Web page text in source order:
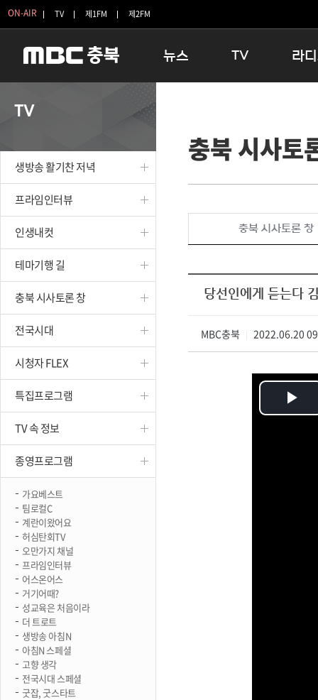
ON-AIR TV 제1FM 제2FM
뉴스
보은
옥천
TV
인생내컷
테마기행 길
시청자 FLEX
특집프로그램
종영프로그램
라
16:00
우리 고
TV
생방송 활기찬 저녁
프라임인터뷰
인생내컷
테마기행 길
충북 시사토론 창
전국시대
시청자 FLEX
특집프로그램
TV 속 정보
종영프로그램
가요베스트
팀로컬C
계란이왔어요
허심탄회TV
오만가지 채널
프라임인터뷰
어스온어스
거기어때?
성교육은 처음이라
더 트로트
생방송 아침N
아침N 스페셜
고향 생각
전국시대 스페셜
굿잡, 굿스타트
충북 시사토
충북 시사토론 창
당선인에게 듣는다
MBC충북 2022.06.20